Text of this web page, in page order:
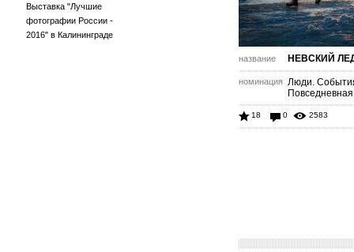
Выставка "Лучшие
фотографии России -
2016" в Калининграде
название НЕВСКИЙ
номинация Люди.
18 0 2583